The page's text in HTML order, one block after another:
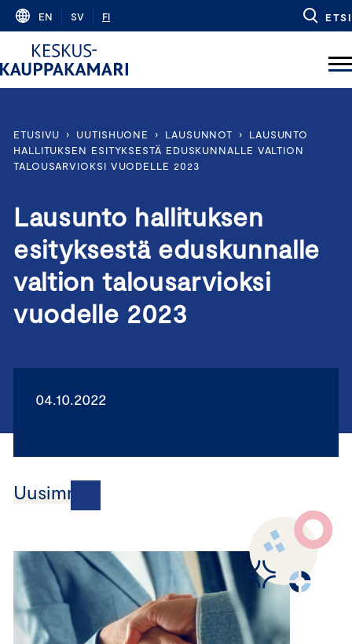
Skip
content
EN SV FI ETSI
ETUSIVU › UUTISHUONE › LAUSUNNOT ›
LAUSUNTO
HALLITUKSEN ESITYKSESTÄ EDUSKUNNALLE VALTION
TALOUSARVIOKSI VUODELLE 2023
Lausunto hallituksen
esityksestä eduskunnalle
valtion talousarvioksi
vuodelle 2023
04.10.2022
Uusimmat